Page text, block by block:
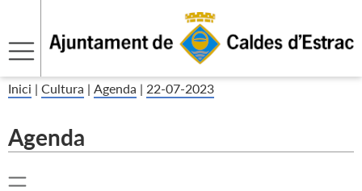
Inici | Cultura | Agenda | 22-07-2023
Agenda